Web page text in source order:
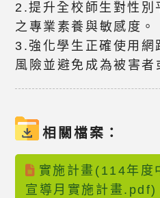
2.提升全校師生對性別
之專業素養與敏感度。
3.強化學生正確使用網
風險並避免成為被害者
相關檔案：
實施計畫(114年度
宣導月實施計畫.pdf)